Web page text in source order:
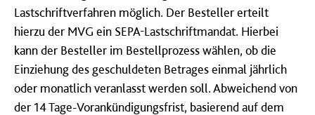
Lastschriftverfahren möglich. Der Besteller erteilt
hierzu der MVG ein SEPA-Lastschriftmandat. Hierbei
kann der Besteller im Bestellprozess wählen, ob die
Einziehung des geschuldeten Betrages einmal jährlich
oder monatlich veranlasst werden soll. Abweichend von
der 14 Tage-Vorankündigungsfrist, basierend auf dem